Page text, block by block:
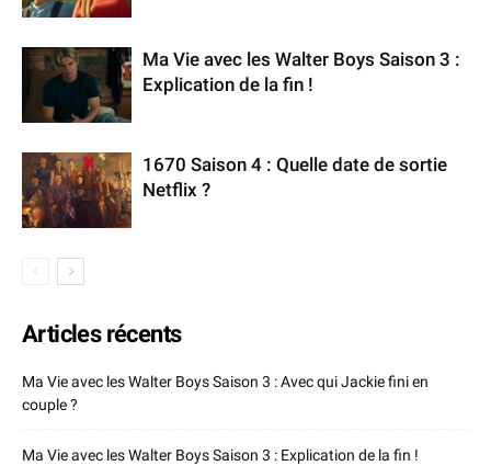
Ma Vie avec les Walter Boys Saison 3 :
Explication de la fin !
1670 Saison 4 : Quelle date de sortie
Netflix ?
Articles récents
Ma Vie avec les Walter Boys Saison 3 : Avec qui Jackie fini en
couple ?
Ma Vie avec les Walter Boys Saison 3 : Explication de la fin !